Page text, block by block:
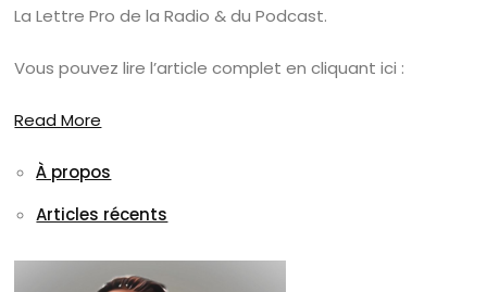
La Lettre Pro de la Radio & du Podcast.
Vous pouvez lire l’article complet en cliquant ici :
Read More
À propos
Articles récents